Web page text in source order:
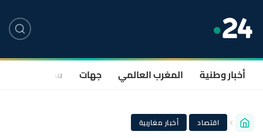
أخبار وطنية المغرب العالمي جهات سياسة
اقتصاد · أخبار مغاربية